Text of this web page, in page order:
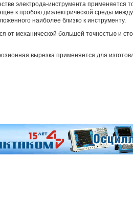
электрода-инструмента применяется
к пробою диэлектрической среды
наиболее близко к инструменту.
от механической большей точностью и
вырезка применяется для